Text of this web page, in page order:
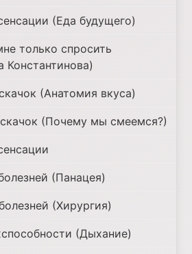
(Еда будущего)
только спросить
Константинова)
(Анатомия вкуса)
(Почему мы смеемся?)
(Панацея)
(Хирургия)
(Дыхание)